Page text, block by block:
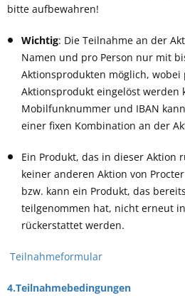
bitte aufbewahren!
Wichtig: Die Teilnahme an der
Namen und pro Person nur mit
Aktionsprodukten möglich,
Aktionsprodukt eingelöst werden
Mobilfunknummer und IBAN
einer fixen Kombination an der
Ein Produkt, das in dieser Aktion
keiner anderen Aktion von
bzw. kann ein Produkt, das
teilgenommen hat, nicht erneut
rückerstattet werden.
Teilnahmeformular
4.Teilnahmebedingungen